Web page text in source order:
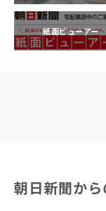
紙面ビューアー
朝日新聞か